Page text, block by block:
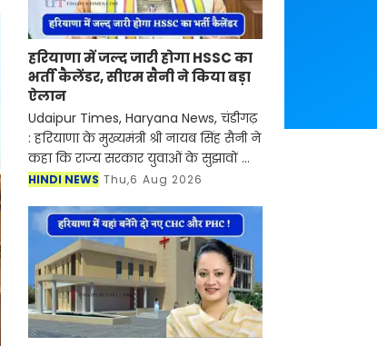
हरियाणा में जल्द जारी होगा HSSC का
भर्ती कैलेंडर, सीएम सैनी ने किया बड़ा
ऐलान
Udaipur Times, Haryana News, चंडीगढ़
: हरियाणा के मुख्यमंत्री श्री नायब सिंह सैनी ने
कहा कि राज्य सरकार युवाओं के सुझावों को
गंभीरता से लेकर भर्ती प्रक्रिया को अधिक
HINDI NEWS Thu,6 Aug 2026